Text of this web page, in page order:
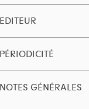
EDITEUR
PÉRIODICITÉ
NOTES GÉNÉRALES